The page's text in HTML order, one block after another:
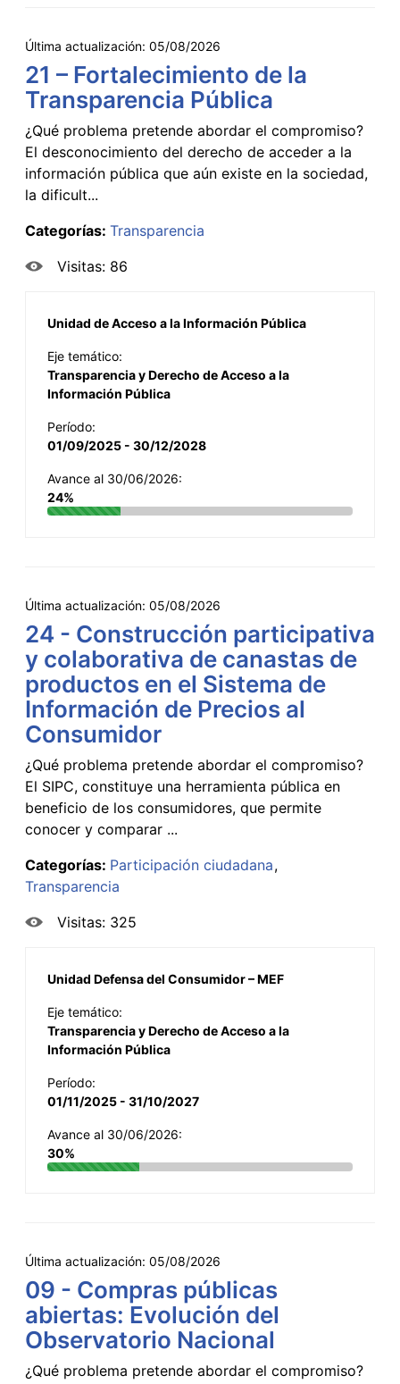
Última actualización: 05/08/2026
21 – Fortalecimiento de la
Transparencia Pública
¿Qué problema pretende abordar el compromiso?
El desconocimiento del derecho de acceder a la
información pública que aún existe en la sociedad,
la dificult...
Categorías: Transparencia
Visitas: 86
Unidad de Acceso a la Información Pública
Eje temático:
Transparencia y Derecho de Acceso a la
Información Pública
Período:
01/09/2025 - 30/12/2028
Avance al 30/06/2026:
24%
Última actualización: 05/08/2026
24 - Construcción participativa
y colaborativa de canastas de
productos en el Sistema de
Información de Precios al
Consumidor
¿Qué problema pretende abordar el compromiso?
El SIPC, constituye una herramienta pública en
beneficio de los consumidores, que permite
conocer y comparar ...
Categorías: Participación ciudadana
Transparencia
Visitas: 325
Unidad Defensa del Consumidor – MEF
Eje temático:
Transparencia y Derecho de Acceso a la
Información Pública
Período:
01/11/2025 - 31/10/2027
Avance al 30/06/2026:
30%
Última actualización: 05/08/2026
09 - Compras públicas
abiertas: Evolución del
Observatorio Nacional
¿Qué problema pretende abordar el compromiso?